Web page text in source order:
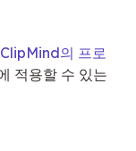
ClipMind의 프로
적용할 수 있는